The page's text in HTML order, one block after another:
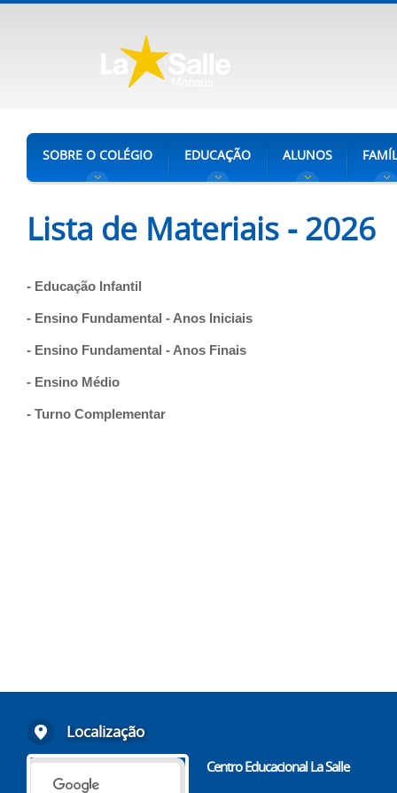
SOBRE O COLÉGIO EDUCAÇÃO ALUNOS
Lista de Materiais - 2026
- Educação Infantil
- Ensino Fundamental - Anos Iniciais
- Ensino Fundamental - Anos Finais
- Ensino Médio
- Turno Complementar
Localização
Centro Educacional La Salle